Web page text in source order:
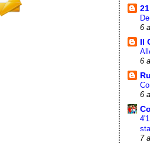
6
Il
6
6
7